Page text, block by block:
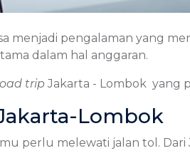
menjadi pengalaman yang
dalam hal anggaran.
trip Jakarta - Lombok yang
Lombok
perlu melewati jalan tol.